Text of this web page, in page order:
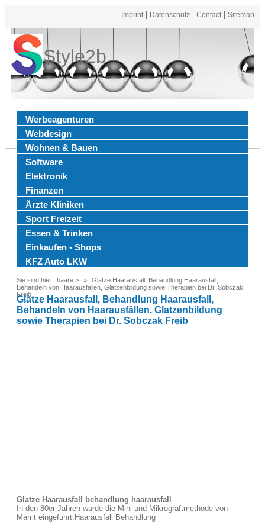
Imprint Datenschutz Contact Sitemap
Style2b
Werbeagenturen
Webdesign
Wohnen & Bauen
Software
Elektronik
Finanzen
Ärzte Kliniken
Sport Freizeit
Essen & Trinken
Einkaufen - Shops
KFZ Auto LKW
Sie sind hier : haare >
Glatze Haarausfall, Behandlung Haarausfall,
Behandeln von Haarausfällen, Glatzenbildung sowie Therapien bei Dr. Sobczak
Freib
Glatze Haarausfall, Behandlung Haarausfall,
Behandeln von Haarausfällen, Glatzenbildung
sowie Therapien bei Dr. Sobczak Freib
Glatze Haarausfall behandlung haarausfall
In den 80er Jahren wurde die Mini und Mikrograftmethode von
Marrit eingeführt.Haarausfall Behandlung